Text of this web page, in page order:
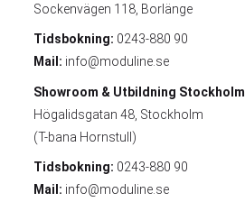
Sockenvägen 118, Borlänge
Tidsbokning: 0243-880 90
Mail: info@moduline.se
Showroom & Utbildning Stockholm
Högalidsgatan 48, Stockholm
(T-bana Hornstull)
Tidsbokning: 0243-880 90
Mail: info@moduline.se